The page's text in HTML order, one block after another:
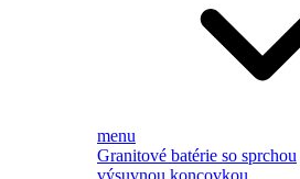
menu
Granitové batérie so sprchou
výsuvnou koncovkou